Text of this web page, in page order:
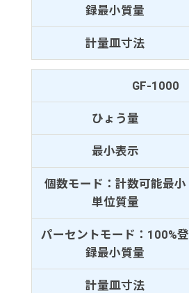
録最小質量
計量皿寸法
GF-1000
ひょう量
最小表示
個数モード：計数可能最小
単位質量
パーセントモード：100%登
録最小質量
計量皿寸法